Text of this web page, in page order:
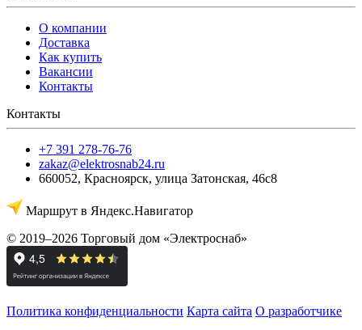
О компании
Доставка
Как купить
Вакансии
Контакты
Контакты
+7 391 278-76-76
zakaz@elektrosnab24.ru
660052, Красноярск, улица Затонская, 46с8
Маршрут в Яндекс.Навигатор
© 2019–2026 Торговый дом «Электроснаб»
Политика конфиденциальности Карта сайта О разработчике